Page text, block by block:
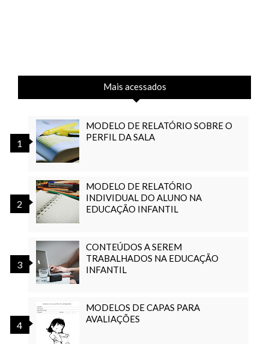
Mais acessados
MODELO DE RELATÓRIO SOBRE O
PERFIL DA SALA
MODELO DE RELATÓRIO
INDIVIDUAL DO ALUNO NA
EDUCAÇÃO INFANTIL
CONTEÚDOS A SEREM
TRABALHADOS NA EDUCAÇÃO
INFANTIL
MODELOS DE CAPAS PARA
AVALIAÇÕES